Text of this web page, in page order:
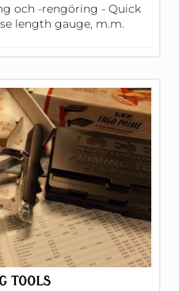
och -rengöring - Quick
length gauge, m.m.
TOOLS